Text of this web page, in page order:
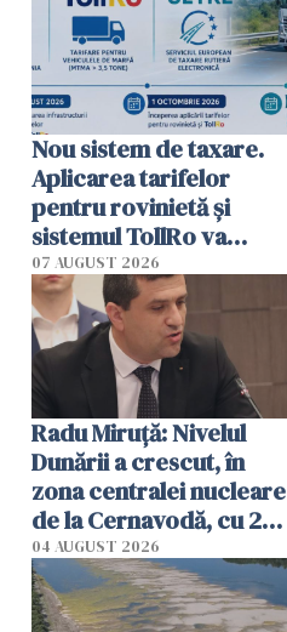
Nou sistem de taxare.
Aplicarea tarifelor
pentru rovinietă şi
sistemul TollRo va
începe la 1 octombrie
07 AUGUST 2026
Radu Miruţă: Nivelul
Dunării a crescut, în
zona centralei nucleare
de la Cernavodă, cu 2
cm faţă de ziua trecută
04 AUGUST 2026